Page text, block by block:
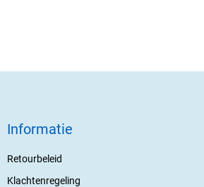
Informatie
Retourbeleid
Klachtenregeling